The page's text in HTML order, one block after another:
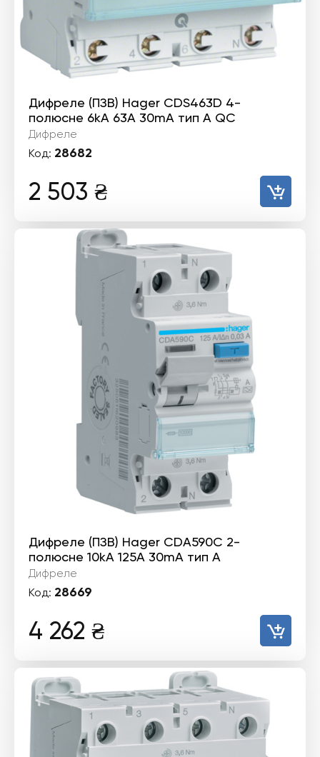
Дифреле (ПЗВ) Hager CDS463D 4-
полюсне 6kА 63А 30mA тип А QC
Дифреле
Код: 28682
2 503 ₴
Дифреле (ПЗВ) Hager CDA590C 2-
полюсне 10kА 125А 30mA тип А
Дифреле
Код: 28669
4 262 ₴